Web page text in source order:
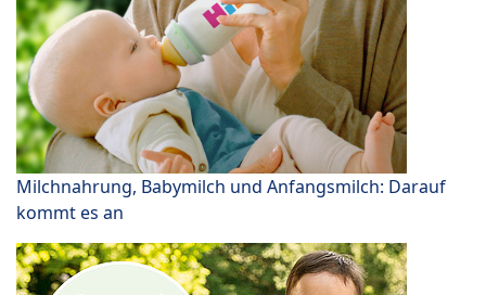
Milchnahrung, Babymilch und Anfangsmilch: Darauf
kommt es an